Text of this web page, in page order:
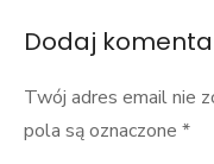
Dodaj
Twój adres email nie
pola są oznaczone *